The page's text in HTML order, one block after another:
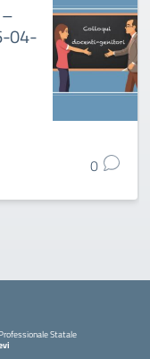
04-
0
Statale